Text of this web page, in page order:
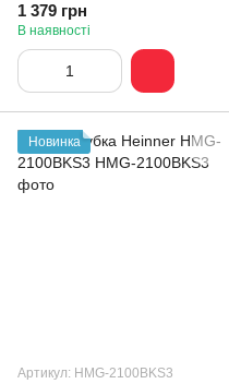
1 379 грн
В наявності
Новинка
Артикул: HMG-2100BKS3